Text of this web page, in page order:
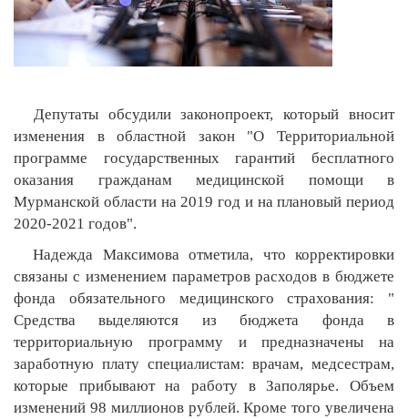
Депутаты обсудили законопроект, который вносит
изменения в областной закон "О Территориальной
программе государственных гарантий бесплатного
оказания гражданам медицинской помощи в
Мурманской области на 2019 год и на плановый период
2020-2021 годов".
Надежда Максимова отметила, что корректировки
связаны с изменением параметров расходов в бюджете
фонда обязательного медицинского страхования: "
Средства выделяются из бюджета фонда в
территориальную программу и предназначены на
заработную плату специалистам: врачам, медсестрам,
которые прибывают на работу в Заполярье. Объем
изменений 98 миллионов рублей. Кроме того увеличена